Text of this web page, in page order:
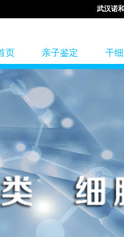
武汉诺
页 亲子鉴定 干